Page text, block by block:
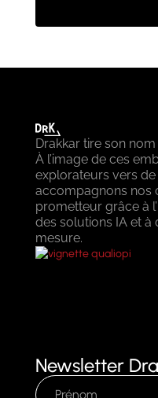
Drakkar tire son
À l’image de ces
explorateurs vers
accompagnons nos
prometteur grâce à
des solutions IA et
mesure.
Newsletter